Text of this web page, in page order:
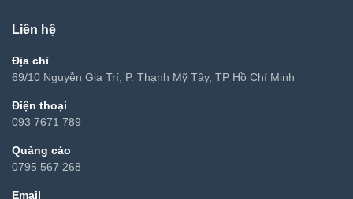
Liên hệ
Địa chỉ
69/10 Nguyễn Gia Trí, P. Thạnh Mỹ Tây, TP Hồ Chí Minh
Điện thoại
093 7671 789
Quảng cáo
0795 567 268
Email